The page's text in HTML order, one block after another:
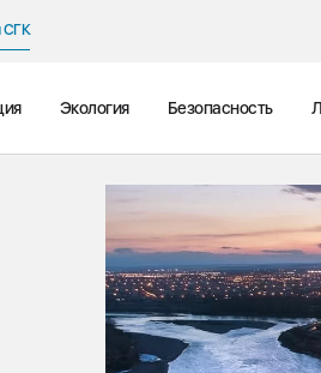
СГК
Экология Безопасность